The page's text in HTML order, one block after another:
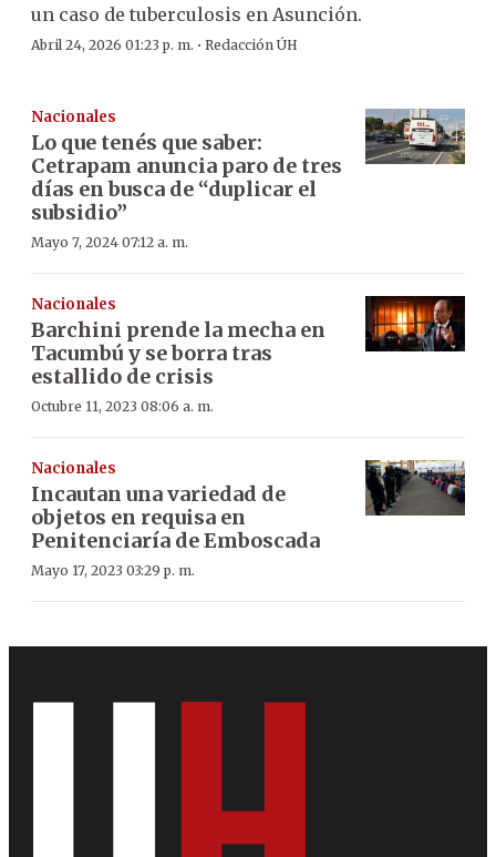
un caso de tuberculosis en Asunción.
Abril 24, 2026 01:23 p. m. · Redacción ÚH
Nacionales
Lo que tenés que saber:
Cetrapam anuncia paro de tres
días en busca de “duplicar el
subsidio”
Mayo 7, 2024 07:12 a. m.
Nacionales
Barchini prende la mecha en
Tacumbú y se borra tras
estallido de crisis
Octubre 11, 2023 08:06 a. m.
Nacionales
Incautan una variedad de
objetos en requisa en
Penitenciaría de Emboscada
Mayo 17, 2023 03:29 p. m.